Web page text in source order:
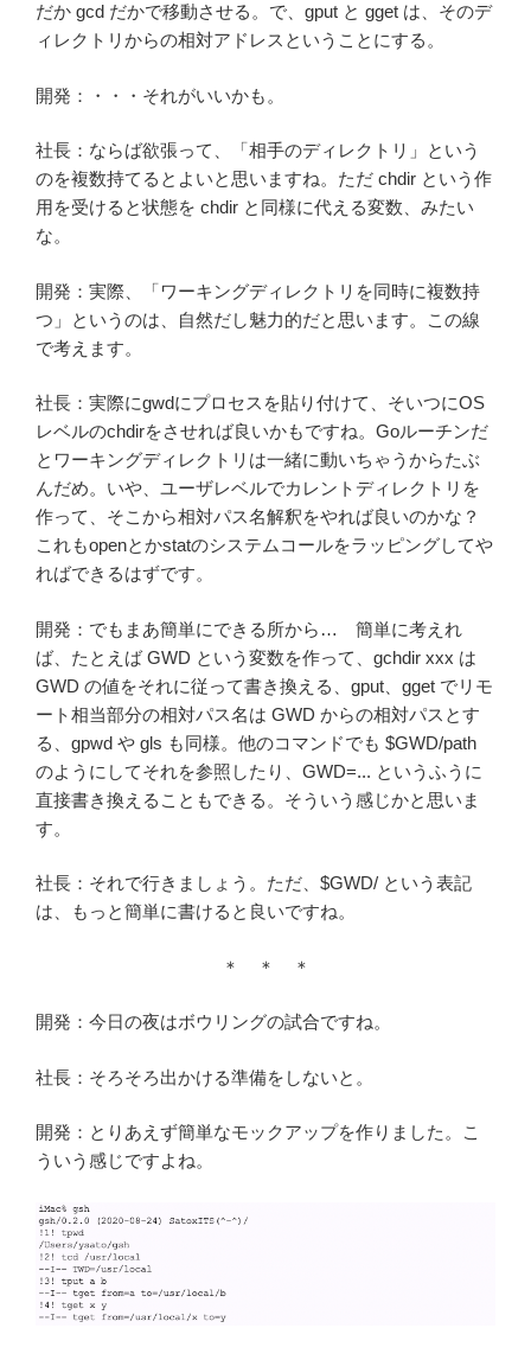
だか gcd だかで移動させる。で、gput と gget は、そのデ
ィレクトリからの相対アドレスということにする。
開発：・・・それがいいかも。
社長：ならば欲張って、「相手のディレクトリ」という
のを複数持てるとよいと思いますね。ただ chdir という作
用を受けると状態を chdir と同様に代える変数、みたい
な。
開発：実際、「ワーキングディレクトリを同時に複数持
つ」というのは、自然だし魅力的だと思います。この線
で考えます。
社長：実際にgwdにプロセスを貼り付けて、そいつにOS
レベルのchdirをさせれば良いかもですね。Goルーチンだ
とワーキングディレクトリは一緒に動いちゃうからたぶ
んだめ。いや、ユーザレベルでカレントディレクトリを
作って、そこから相対パス名解釈をやれば良いのかな？
これもopenとかstatのシステムコールをラッピングしてや
ればできるはずです。
開発：でもまあ簡単にできる所から… 簡単に考えれ
ば、たとえば GWD という変数を作って、gchdir xxx は
GWD の値をそれに従って書き換える、gput、gget でリモ
ート相当部分の相対パス名は GWD からの相対パスとす
る、gpwd や gls も同様。他のコマンドでも $GWD/path
のようにしてそれを参照したり、GWD=... というふうに
直接書き換えることもできる。そういう感じかと思いま
す。
社長：それで行きましょう。ただ、$GWD/ という表記
は、もっと簡単に書けると良いですね。
＊ ＊ ＊
開発：今日の夜はボウリングの試合ですね。
社長：そろそろ出かける準備をしないと。
開発：とりあえず簡単なモックアップを作りました。こ
ういう感じですよね。